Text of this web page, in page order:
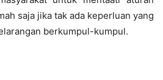
saja jika tak ada keperluan yang
berkumpul-kumpul.